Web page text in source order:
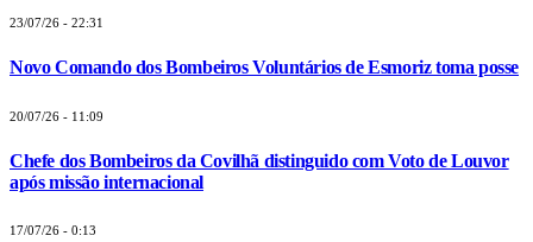
23/07/26 - 22:31
Novo Comando dos Bombeiros Voluntários de Esmoriz toma posse
20/07/26 - 11:09
Chefe dos Bombeiros da Covilhã distinguido com Voto de Louvor
após missão internacional
17/07/26 - 0:13